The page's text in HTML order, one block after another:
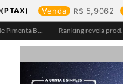
Venda 5,9062
Águas de Pimenta Bueno amplia rede de abastecimento e leva água tratada para moradores da região do aeroporto Ranking revela produtos mais comprados em cada estado e aponta drone como destaque em Rondônia